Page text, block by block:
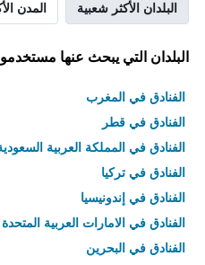
البلدان الأكثر شعبية المدن
البلدان التي يبحث عنها
الفنادق في المغرب
الفنادق في قطر
الفنادق في المملكة العربية
الفنادق في تركيا
الفنادق في إندونيسيا
الفنادق في الامارات العربية المتحدة
الفنادق في البحرين